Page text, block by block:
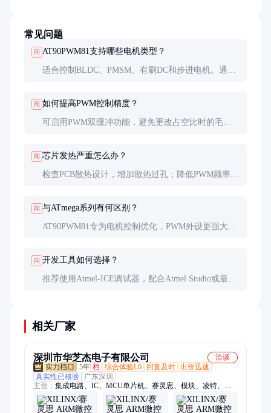
常见问题
问 AT90PWM81支持哪些电机类型？
适合控制BLDC、PMSM、有刷DC和步进电机。通过
问 如何提高PWM控制精度？
可启用PWM双缓冲功能，避免更改占空比时的毛
问 芯片发热严重怎么办？
检查PCB散热设计，增加散热过孔；降低PWM频率
问 与ATmega系列有何区别？
AT90PWM81专为电机控制优化，PWM外设更强大，
问 开发工具如何选择？
推荐使用Atmel-ICE调试器，配合Atmel Studio或最新
相关厂家
深圳市华芝杰电子有限公司
洽谈
5年 档 综合体验L0 回复及时 出价迅速
真实性已核验
广东深圳
主营： 集成电路、IC、MCU单片机、赛灵思、模块、凌特、飞
思卡尔、德州